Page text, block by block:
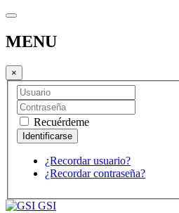
MENU
×
Recuérdeme
¿Recordar usuario?
¿Recordar contraseña?
GSI